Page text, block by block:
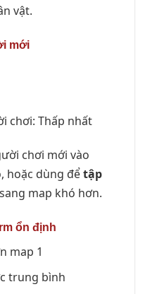
vật.
mới
chơi: Thấp nhất
chơi mới vào
hoặc dùng đểtập
map khó hơn.
ổn định
map 1
trung bình